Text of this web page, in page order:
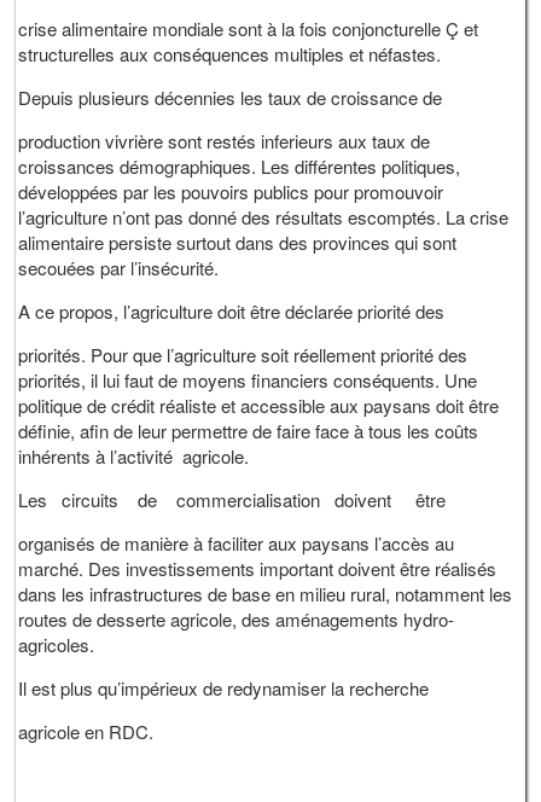
crise alimentaire mondiale sont à la fois conjoncturelle Ç et
structurelles aux conséquences multiples et néfastes.
Depuis plusieurs décennies les taux de croissance de
production vivrière sont restés inferieurs aux taux de
croissances démographiques. Les différentes politiques,
développées par les pouvoirs publics pour promouvoir
l’agriculture n’ont pas donné des résultats escomptés. La crise
alimentaire persiste surtout dans des provinces qui sont
secouées par l’insécurité.
A ce propos, l’agriculture doit être déclarée priorité des
priorités. Pour que l’agriculture soit réellement priorité des
priorités, il lui faut de moyens financiers conséquents. Une
politique de crédit réaliste et accessible aux paysans doit être
définie, afin de leur permettre de faire face à tous les coûts
inhérents à l’activité agricole.
Les circuits de commercialisation doivent être
organisés de manière à faciliter aux paysans l’accès au
marché. Des investissements important doivent être réalisés
dans les infrastructures de base en milieu rural, notamment les
routes de desserte agricole, des aménagements hydro-
agricoles.
Il est plus qu’impérieux de redynamiser la recherche
agricole en RDC.